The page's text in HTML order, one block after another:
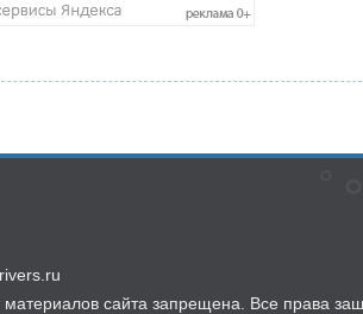
сайта запрещена. Все права